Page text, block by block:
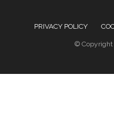
PRIVACY POLICY
© Copyright